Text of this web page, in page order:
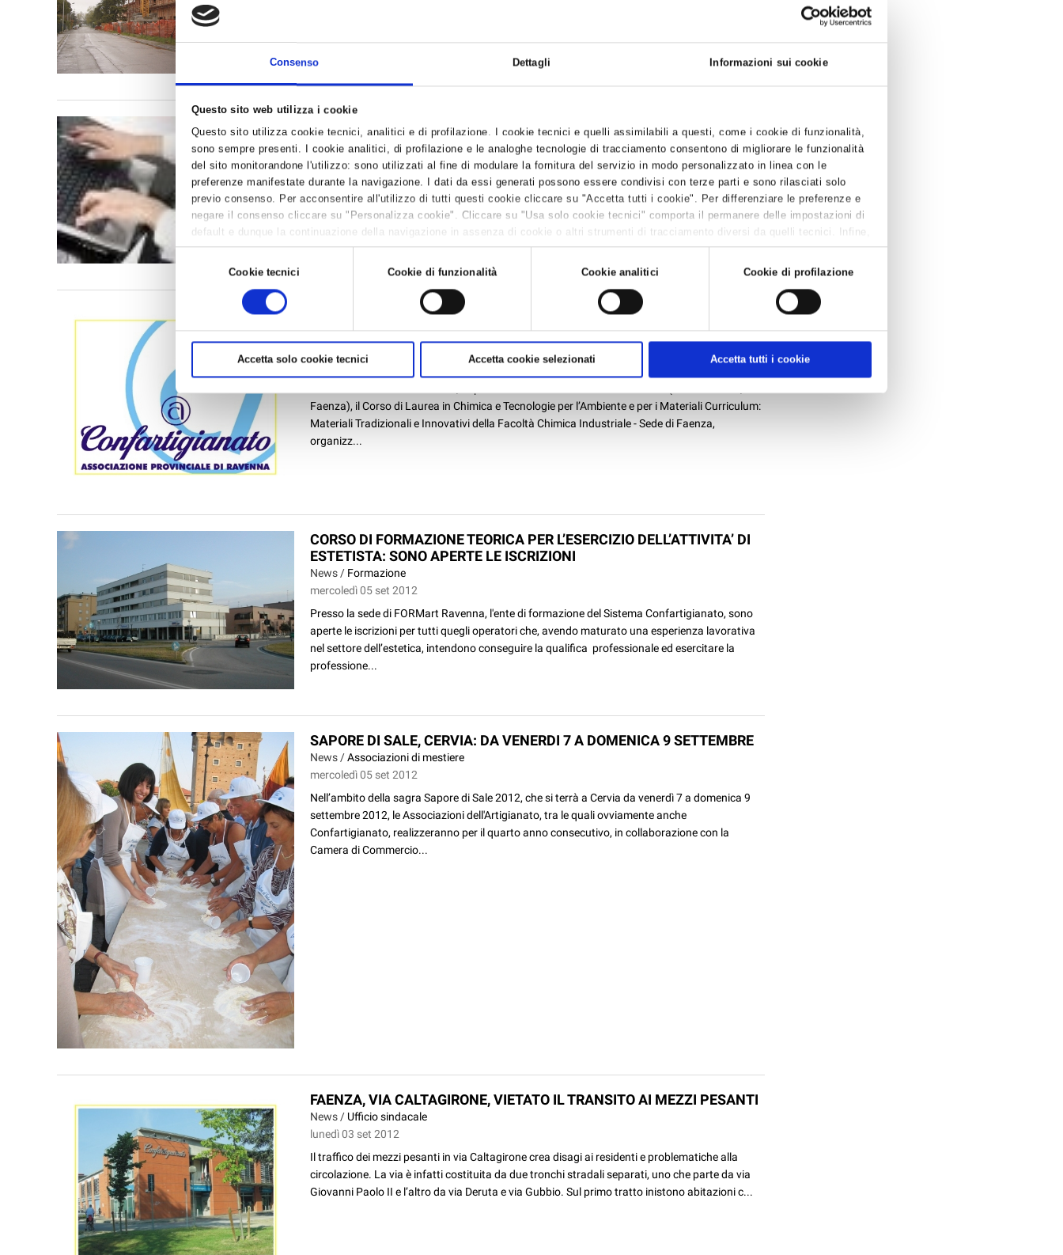
Consenso Dettagli Informazioni sui cookie
Questo sito web utilizza i cookie
Questo sito utilizza cookie tecnici, analitici e di profilazione. I cookie tecnici e quelli assimilabili a questi, come i cookie di funzionalità,
sono sempre presenti. I cookie analitici, di profilazione e le analoghe tecnologie di tracciamento consentono di migliorare le funzionalità
del sito monitorandone l'utilizzo: sono utilizzati al fine di modulare la fornitura del servizio in modo personalizzato in linea con le
preferenze manifestate durante la navigazione. I dati da essi generati possono essere condivisi con terze parti e sono rilasciati solo
previo consenso. Per acconsentire all'utilizzo di tutti questi cookie cliccare su "Accetta tutti i cookie". Per differenziare le preferenze e
negare il consenso cliccare su "Personalizza cookie". Cliccare su "Usa solo cookie tecnici" comporta il permanere delle impostazioni di
default e dunque la continuazione della navigazione in assenza di cookie o altri strumenti di tracciamento diversi da quelli tecnici. Infine,
per avere maggiori informazioni, leggere laCookie policy.
consenso
Cookie tecnici Cookie di funzionalità Cookie analitici Cookie di profilazione
Accetta solo cookie tecnici Accetta cookie selezionati Accetta tutti i cookie
NEWS PAGHE SETTEMBRE 2012
News /
Paghe e consulenza del lavoro
giovedì 06 set 2012
In questo numero della newsletter redatta dal nostro Servizio Consulenza del Lavoro,
Amministrazione del Personale e Libri Paga parliamo di: -Regolarizzazione
extracomunitari dal dal 15 settembre al 15 ottobre 2012 -Decreto Sviluppo -Lavoro
Intermittente (modalità di comunicazi...
WORKSHOP TECNICO-SCIENTIFICO PRESSO CENTURIA: 21
SETTEMBRE A FAENZA
Ufficio sindacale
mercoledì 05 set 2012
Faenza), il Corso di Laurea in Chimica e Tecnologie per l’Ambiente e per i Materiali Curriculum:
Materiali Tradizionali e Innovativi della Facoltà Chimica Industriale - Sede di Faenza,
organizz...
CORSO DI FORMAZIONE TEORICA PER L’ESERCIZIO DELL’ATTIVITA’ DI
ESTETISTA: SONO APERTE LE ISCRIZIONI
News / Formazione
mercoledì 05 set 2012
Presso la sede di FORMart Ravenna, l'ente di formazione del Sistema Confartigianato, sono
aperte le iscrizioni per tutti quegli operatori che, avendo maturato una esperienza lavorativa
nel settore dell’estetica, intendono conseguire la qualifica professionale ed esercitare la
professione...
SAPORE DI SALE, CERVIA: DA VENERDI 7 A DOMENICA 9 SETTEMBRE
News /Associazioni di mestiere
mercoledì 05 set 2012
Nell’ambito della sagra Sapore di Sale 2012, che si terrà a Cervia da venerdì 7 a domenica 9
settembre 2012, le Associazioni dell'Artigianato, tra le quali ovviamente anche
Confartigianato, realizzeranno per il quarto anno consecutivo, in collaborazione con la
Camera di Commercio...
FAENZA, VIA CALTAGIRONE, VIETATO IL TRANSITO AI MEZZI PESANTI
News / Ufficio sindacale
lunedì 03 set 2012
Il traffico dei mezzi pesanti in via Caltagirone crea disagi ai residenti e problematiche alla
circolazione. La via è infatti costituita da due tronchi stradali separati, uno che parte da via
Giovanni Paolo II e l’altro da via Deruta e via Gubbio. Sul primo tratto inistono abitazioni c...